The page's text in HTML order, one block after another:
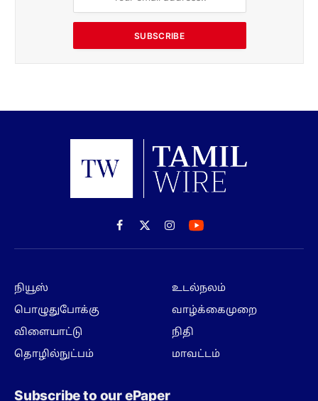
SUBSCRIBE
Facebook
X
(Twitter)
Instagram
நியூஸ்
பொழுதுபோக்கு
விளையாட்டு
தொழில்நுட்பம்
உடல்நலம்
வாழ்க்கைமுறை
நிதி
மாவட்டம்
Subscribe to our ePaper